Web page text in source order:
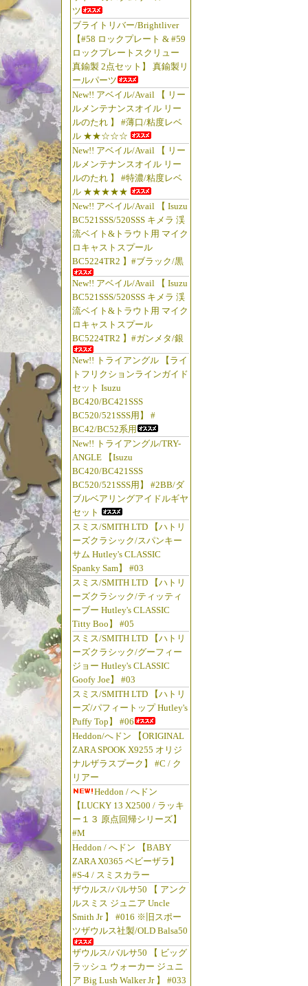
ツ
ブライトリバー/Brightliver
【#58 ロックプレート & #59
ロックプレートスクリュー
真鍮製 2点セット】 真鍮製リ
ールパーツ
New!! アベイル/Avail 【 リー
ルメンテナンスオイル リー
ルのたれ 】 #薄口/粘度レベ
ル ★★☆☆☆
New!! アベイル/Avail 【 リー
ルメンテナンスオイル リー
ルのたれ 】 #特濃/粘度レベ
ル ★★★★★
New!! アベイル/Avail 【 Isuzu
BC521SSS/520SSS キメラ 渓
流ベイト&トラウト用 マイク
ロキャストスプール
BC5224TR2 】#ブラック/黒
New!! アベイル/Avail 【 Isuzu
BC521SSS/520SSS キメラ 渓
流ベイト&トラウト用 マイク
ロキャストスプール
BC5224TR2 】#ガンメタ/銀
New!! トライアングル 【ライ
トフリクションラインガイド
セット Isuzu
BC420/BC421SSS
BC520/521SSS用】 #
BC42/BC52系用
New!! トライアングル/TRY-
ANGLE 【Isuzu
BC420/BC421SSS
BC520/521SSS用】 #2BB/ダ
ブルベアリングアイドルギヤ
セット
スミス/SMITH LTD 【ハトリ
ーズクラシック/スパンキー
サム Hutley's CLASSIC
Spanky Sam】 #03
スミス/SMITH LTD 【ハトリ
ーズクラシック/ティッティ
ーブー Hutley's CLASSIC
Titty Boo】 #05
スミス/SMITH LTD 【ハトリ
ーズクラシック/グーフィー
ジョー Hutley's CLASSIC
Goofy Joe】 #03
スミス/SMITH LTD 【ハトリ
ーズ/パフィートップ Hutley's
Puffy Top】 #06
Heddon/へドン 【ORIGINAL
ZARA SPOOK X9255 オリジ
ナルザラスプーク】 #C / ク
リアー
Heddon / へドン
【LUCKY 13 X2500 / ラッキ
ー１３ 原点回帰シリーズ】
#M
Heddon / へドン 【BABY
ZARA X0365 ベビーザラ】
#S-4 / スミスカラー
ザウルス/バルサ50 【 アンク
ルスミス ジュニア Uncle
Smith Jr 】 #016 ※旧スポー
ツザウルス社製/OLD Balsa50
ザウルス/バルサ50 【 ビッグ
ラッシュ ウォーカー ジュニ
ア Big Lush Walker Jr 】 #033